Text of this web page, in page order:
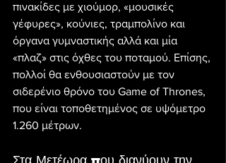
πινακίδες με χιούμορ, «μουσικές
γέφυρες», κούνιες, τραμπολίνο και
όργανα γυμναστικής αλλά και μία
«πλαζ» στις όχθες του ποταμού. Επίσης,
πολλοί θα ενθουσιαστούν με τον
σιδερένιο θρόνο του Game of Thrones,
που είναι τοποθετημένος σε υψόμετρο
1.260 μέτρων.